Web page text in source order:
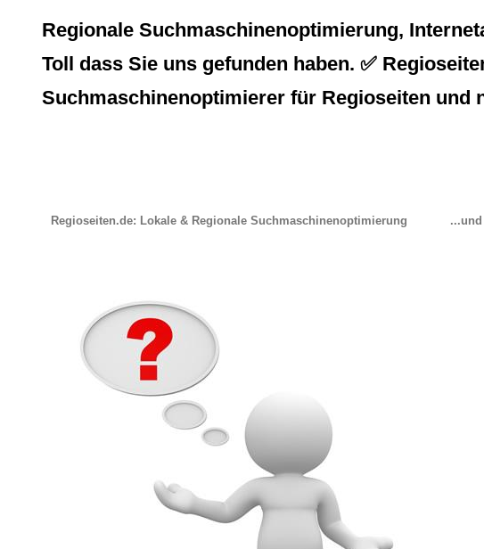
Regionale Suchmaschinenoptimierung,
Toll dass Sie uns gefunden haben. ✅
Suchmaschinenoptimierer für Regioseiten und
Regioseiten.de: Lokale & Regionale Suchmaschinenoptimierung